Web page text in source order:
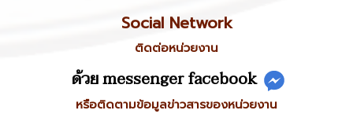
Social Network
ติดต่อหน่วยงาน
ด้วย messenger facebook
หรือติดตามข้อมูลข่าวสารของหน่วยงาน